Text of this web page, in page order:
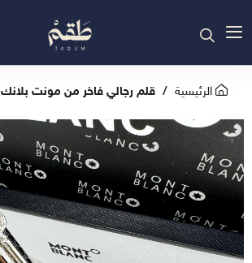
الرئيسية قلم رجالي فاخر من مونت بلانك